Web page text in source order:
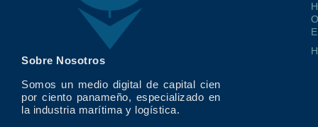
Sobre Nosotros
Somos un medio digital de capital cien
por ciento panameño, especializado en
la industria marítima y logística.